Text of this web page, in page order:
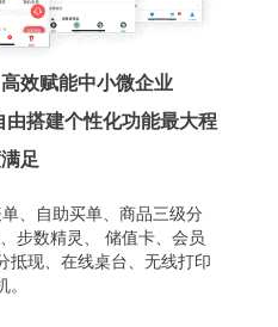
效赋能中小微企业
搭建个性化功能最大程
足
、自助买单、商品三级分
步数精灵、 储值卡、会员
抵现、在线桌台、无线打印
。